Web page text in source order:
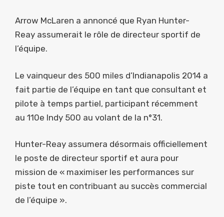
Arrow McLaren a annoncé que Ryan Hunter-
Reay assumerait le rôle de directeur sportif de
l’équipe.
Le vainqueur des 500 miles d’Indianapolis 2014 a
fait partie de l’équipe en tant que consultant et
pilote à temps partiel, participant récemment
au 110e Indy 500 au volant de la n°31.
Hunter-Reay assumera désormais officiellement
le poste de directeur sportif et aura pour
mission de « maximiser les performances sur
piste tout en contribuant au succès commercial
de l’équipe ».